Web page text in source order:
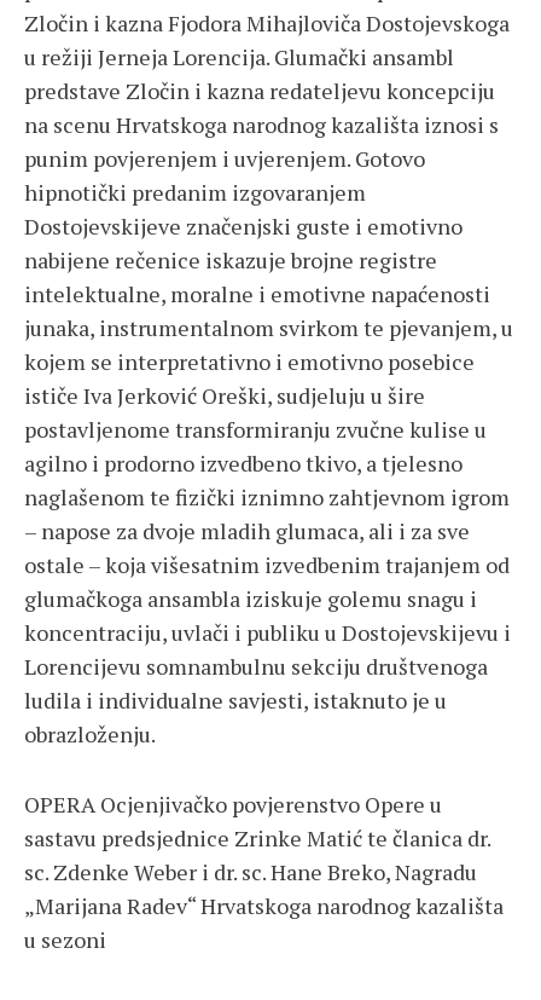
Zločin i kazna Fjodora Mihajloviča Dostojevskoga
u režiji Jerneja Lorencija. Glumački ansambl
predstave Zločin i kazna redateljevu koncepciju
na scenu Hrvatskoga narodnog kazališta iznosi s
punim povjerenjem i uvjerenjem. Gotovo
hipnotički predanim izgovaranjem
Dostojevskijeve značenjski guste i emotivno
nabijene rečenice iskazuje brojne registre
intelektualne, moralne i emotivne napaćenosti
junaka, instrumentalnom svirkom te pjevanjem, u
kojem se interpretativno i emotivno posebice
ističe Iva Jerković Oreški, sudjeluju u šire
postavljenome transformiranju zvučne kulise u
agilno i prodorno izvedbeno tkivo, a tjelesno
naglašenom te fizički iznimno zahtjevnom igrom
– napose za dvoje mladih glumaca, ali i za sve
ostale – koja višesatnim izvedbenim trajanjem od
glumačkoga ansambla iziskuje golemu snagu i
koncentraciju, uvlači i publiku u Dostojevskijevu i
Lorencijevu somnambulnu sekciju društvenoga
ludila i individualne savjesti, istaknuto je u
obrazloženju.
OPERA Ocjenjivačko povjerenstvo Opere u
sastavu predsjednice Zrinke Matić te članica dr.
sc. Zdenke Weber i dr. sc. Hane Breko, Nagradu
„Marijana Radev“ Hrvatskoga narodnog kazališta
u sezoni